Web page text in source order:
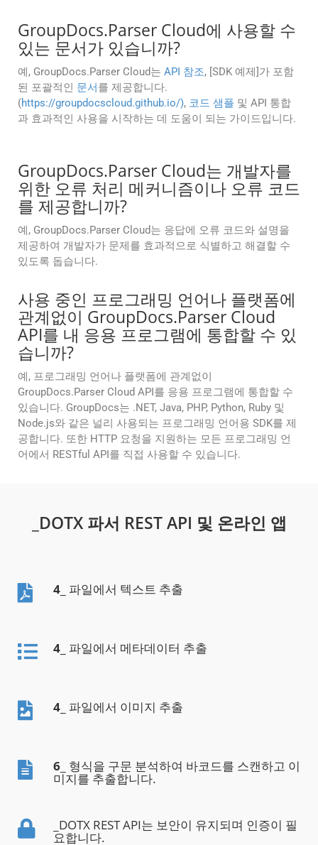
GroupDocs.Parser Cloud에 사용할 수
있는 문서가 있습니까?
예, GroupDocs.Parser Cloud는 API 참조, [SDK 예제]가 포함
된 포괄적인 문서를 제공합니다.
(https://groupdocscloud.github.io/), 코드 샘플 및 API 통합
과 효과적인 사용을 시작하는 데 도움이 되는 가이드입니다.
GroupDocs.Parser Cloud는 개발자를
위한 오류 처리 메커니즘이나 오류 코드
를 제공합니까?
예, GroupDocs.Parser Cloud는 응답에 오류 코드와 설명을
제공하여 개발자가 문제를 효과적으로 식별하고 해결할 수
있도록 돕습니다.
사용 중인 프로그래밍 언어나 플랫폼에
관계없이 GroupDocs.Parser Cloud
API를 내 응용 프로그램에 통합할 수 있
습니까?
예, 프로그래밍 언어나 플랫폼에 관계없이
GroupDocs.Parser Cloud API를 응용 프로그램에 통합할 수
있습니다. GroupDocs는 .NET, Java, PHP, Python, Ruby 및
Node.js와 같은 널리 사용되는 프로그래밍 언어용 SDK를 제
공합니다. 또한 HTTP 요청을 지원하는 모든 프로그래밍 언
어에서 RESTful API를 직접 사용할 수 있습니다.
_DOTX 파서 REST API 및 온라인 앱
4 _ 파일에서 텍스트 추출
4 _ 파일에서 메타데이터 추출
4 _ 파일에서 이미지 추출
6 _ 형식을 구문 분석하여 바코드를 스캔하고 이
미지를 추출합니다.
_DOTX REST API는 보안이 유지되며 인증이 필
요합니다.